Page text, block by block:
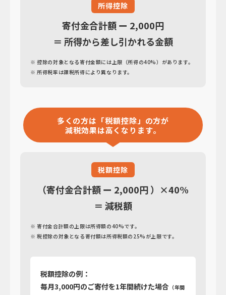
所得控除
寄付金合計額 ー 2,000円
＝ 所得から差し引かれる金額
※ 控除の対象となる寄付金額には上限（所得の40%）があります。
※ 所得税率は課税所得により異なります。
多くの方は「税額控除」の方が
減税効果は高くなります。
税額控除
（寄付金合計額 ー 2,000円 ）×40%
＝ 減税額
※ 寄付金合計額の上限は所得額の40%です。
※ 税控除の対象となる寄付額は所得税額の25%が上限です。
税額控除の例：
毎月3,000円のご寄付を1年間続けた場合 （年間